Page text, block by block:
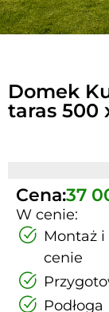
Domek
taras 500
Cena:37
W cenie:
Montaż
cenie
Podłoga